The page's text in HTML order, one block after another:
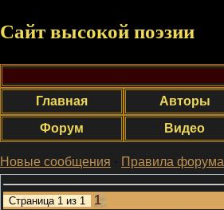
Сайт высокой поэзии
Главная
Авторы
Форум
Видео
Новые сообщения · Правила форума
Страница 1 из 1 1